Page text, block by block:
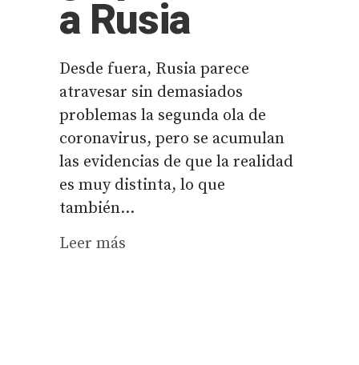
a Rusia
Desde fuera, Rusia parece
atravesar sin demasiados
problemas la segunda ola de
coronavirus, pero se acumulan
las evidencias de que la realidad
es muy distinta, lo que
también...
Leer más